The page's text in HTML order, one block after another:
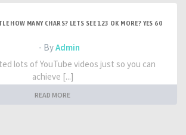
HOW MANY CHARS? LETS SEE 123 OK MORE? YES 60
- ByAdmin
lots of YouTube videos just so you can
achieve [...]
READ MORE